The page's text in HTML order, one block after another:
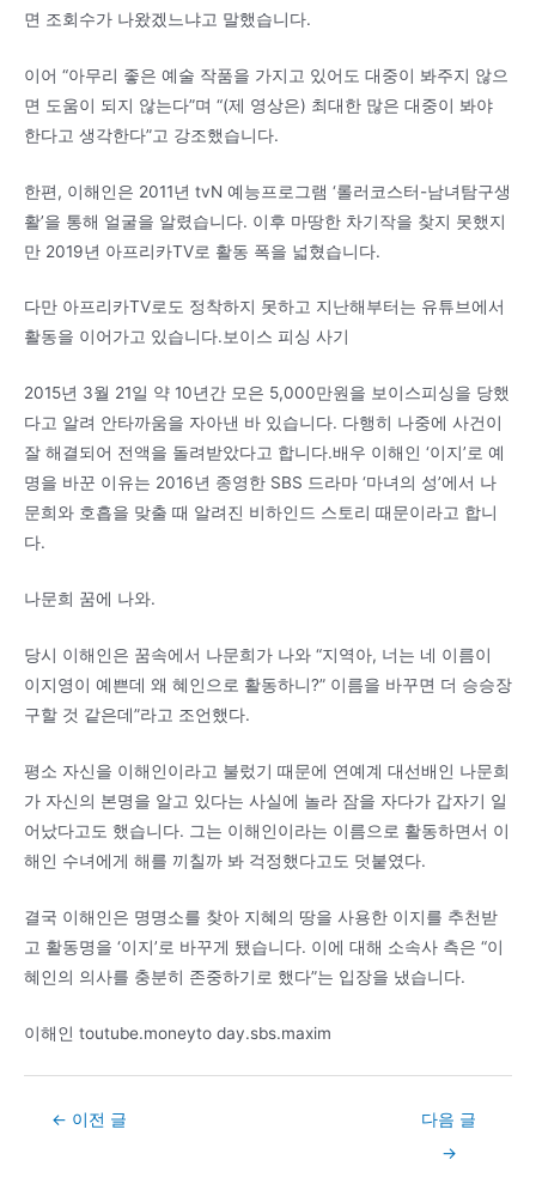
면 조회수가 나왔겠느냐고 말했습니다.
이어 “아무리 좋은 예술 작품을 가지고 있어도 대중이 봐주지 않으
면 도움이 되지 않는다”며 “(제 영상은) 최대한 많은 대중이 봐야
한다고 생각한다”고 강조했습니다.
한편, 이해인은 2011년 tvN 예능프로그램 ‘롤러코스터-남녀탐구생
활’을 통해 얼굴을 알렸습니다. 이후 마땅한 차기작을 찾지 못했지
만 2019년 아프리카TV로 활동 폭을 넓혔습니다.
다만 아프리카TV로도 정착하지 못하고 지난해부터는 유튜브에서
활동을 이어가고 있습니다.보이스 피싱 사기
2015년 3월 21일 약 10년간 모은 5,000만원을 보이스피싱을 당했
다고 알려 안타까움을 자아낸 바 있습니다. 다행히 나중에 사건이
잘 해결되어 전액을 돌려받았다고 합니다.배우 이해인 ‘이지’로 예
명을 바꾼 이유는 2016년 종영한 SBS 드라마 ‘마녀의 성’에서 나
문희와 호흡을 맞출 때 알려진 비하인드 스토리 때문이라고 합니
다.
나문희 꿈에 나와.
당시 이해인은 꿈속에서 나문희가 나와 “지역아, 너는 네 이름이
이지영이 예쁜데 왜 혜인으로 활동하니?” 이름을 바꾸면 더 승승장
구할 것 같은데”라고 조언했다.
평소 자신을 이해인이라고 불렀기 때문에 연예계 대선배인 나문희
가 자신의 본명을 알고 있다는 사실에 놀라 잠을 자다가 갑자기 일
어났다고도 했습니다. 그는 이해인이라는 이름으로 활동하면서 이
해인 수녀에게 해를 끼칠까 봐 걱정했다고도 덧붙였다.
결국 이해인은 명명소를 찾아 지혜의 땅을 사용한 이지를 추천받
고 활동명을 ‘이지’로 바꾸게 됐습니다. 이에 대해 소속사 측은 “이
혜인의 의사를 충분히 존중하기로 했다”는 입장을 냈습니다.
이해인 toutube.moneyto day.sbs.maxim
Post← 이전 글
다음 글
→